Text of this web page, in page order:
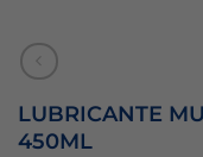
LUBRICANTE
450ML